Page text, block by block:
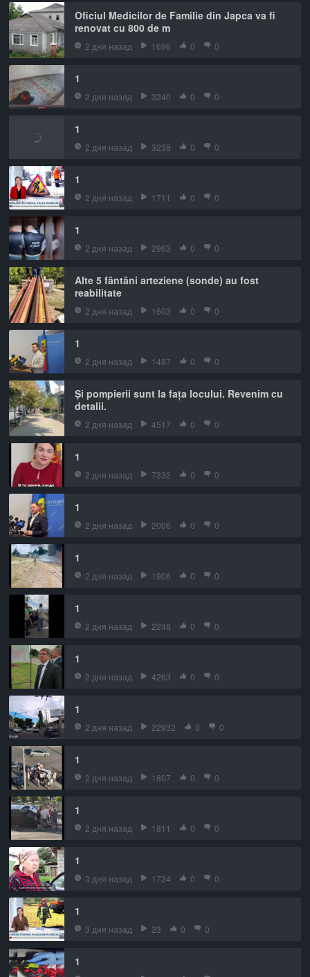
Oficiul Medicilor de Familie din Japca va fi
renovat cu 800 de m
2 дня назад 1696 0 0
1
2 дня назад 3240 0 0
1
2 дня назад 3238 0 0
1
2 дня назад 1711 0 0
1
2 дня назад 2963 0 0
Alte 5 fântâni arteziene (sonde) au fost
reabilitate
2 дня назад 1603 0 0
1
2 дня назад 1487 0 0
Și pompierii sunt la fața locului. Revenim cu
detalii.
2 дня назад 4517 0 0
1
2 дня назад 7332 0 0
1
2 дня назад 2006 0 0
1
2 дня назад 1906 0 0
1
2 дня назад 2248 0 0
1
2 дня назад 4263 0 0
1
2 дня назад 22932 0 0
1
2 дня назад 1807 0 0
1
2 дня назад 1811 0 0
1
3 дня назад 1724 0 0
1
3 дня назад 23 0 0
1